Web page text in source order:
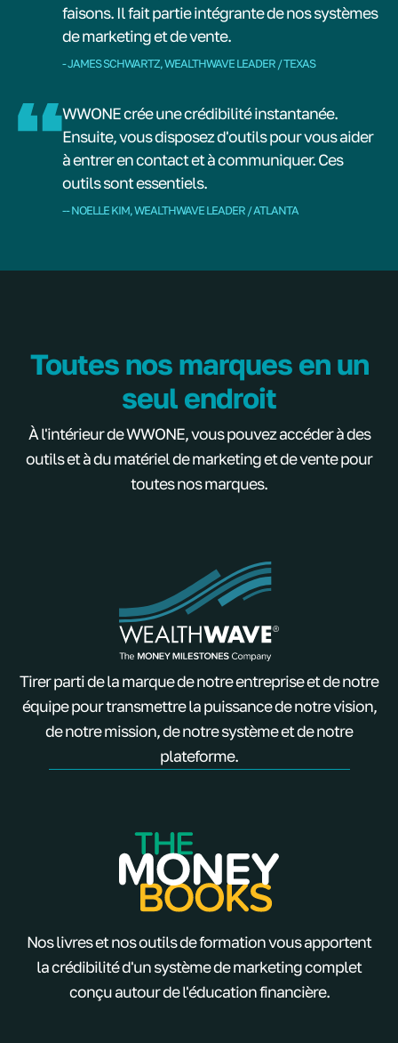
faisons. Il fait partie intégrante de nos systèmes
de marketing et de vente.
- JAMES SCHWARTZ, WEALTHWAVE LEADER / TEXAS
WWONE crée une crédibilité instantanée.
Ensuite, vous disposez d'outils pour vous aider
à entrer en contact et à communiquer. Ces
outils sont essentiels.
-- NOELLE KIM, WEALTHWAVE LEADER / ATLANTA
Toutes nos marques en un
seul endroit
À l'intérieur de WWONE, vous pouvez accéder à des
outils et à du matériel de marketing et de vente pour
toutes nos marques.
Tirer parti de la marque de notre entreprise et de notre
équipe pour transmettre la puissance de notre vision,
de notre mission, de notre système et de notre
plateforme.
Nos livres et nos outils de formation vous apportent
la crédibilité d'un système de marketing complet
conçu autour de l'éducation financière.